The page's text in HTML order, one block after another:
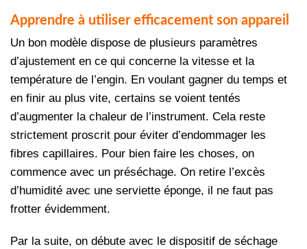
Apprendre à utiliser efficacement son appareil
Un bon modèle dispose de plusieurs paramètres
d’ajustement en ce qui concerne la vitesse et la
température de l’engin. En voulant gagner du temps et
en finir au plus vite, certains se voient tentés
d’augmenter la chaleur de l’instrument. Cela reste
strictement proscrit pour éviter d’endommager les
fibres capillaires. Pour bien faire les choses, on
commence avec un préséchage. On retire l’excès
d’humidité avec une serviette éponge, il ne faut pas
frotter évidemment.
Par la suite, on débute avec le dispositif de séchage